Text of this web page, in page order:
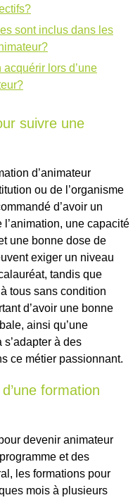
sont inclus dans les
lors d’une
suivre une
d’animateur
ou de l’organisme
d’avoir un
une capacité
une bonne dose de
exiger un niveau
tandis que
tous sans condition
d’avoir une bonne
ainsi qu’une
à des
ce métier passionnant.
formation
devenir animateur
et des
les formations pour
mois à plusieurs